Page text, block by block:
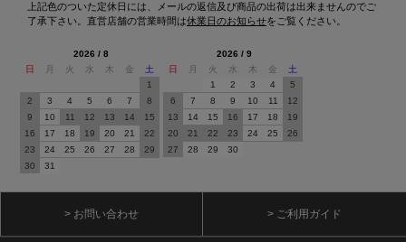
上記色のついた定休日には、メールの返信及び商品の出荷は出来ませんのでご
了承下さい。直営店舗の営業時間は休業日のお知らせをご覧ください。
2026 / 8
日
月 火 水 木 金
土
1
2
3 4 5 6 7
8
9
10 11 12 13 14
15
16
17 18 19 20 21
22
23
24 25 26 27 28
29
30
31
2026 / 9
日
月 火 水 木 金
土
1
2 3 4
5
6
7 8 9 10 11
12
13
14 15 16 17 18
19
20
21 22 23 24 25
26
27
28 29 30
> お問い合わせ > ご利用ガイド